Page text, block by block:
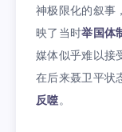
神极限化的叙事
映了当时举国体
媒体似乎难以接
在后来聂卫平状
反噬。